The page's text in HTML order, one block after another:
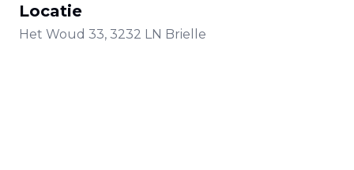
Locatie
Het Woud 33, 3232 LN Brielle